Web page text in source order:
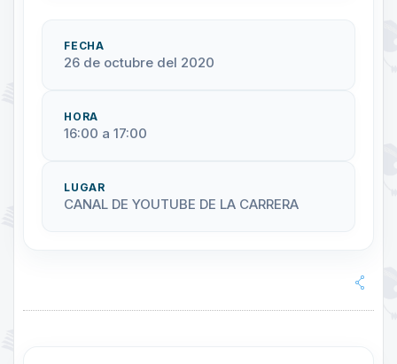
FECHA
26 de octubre del 2020
HORA
16:00 a 17:00
LUGAR
CANAL DE YOUTUBE DE LA CARRERA